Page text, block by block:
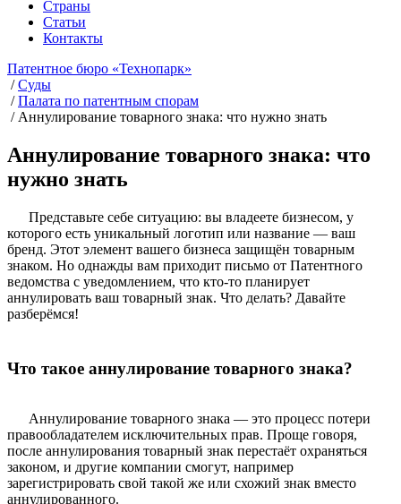
Страны
Статьи
Контакты
Патентное бюро «Технопарк»
/Суды
/Палата по патентным спорам
/ Аннулирование товарного знака: что нужно знать
Аннулирование товарного знака: что
нужно знать
Представьте себе ситуацию: вы владеете бизнесом, у
которого есть уникальный логотип или название — ваш
бренд. Этот элемент вашего бизнеса защищён товарным
знаком. Но однажды вам приходит письмо от Патентного
ведомства с уведомлением, что кто-то планирует
аннулировать ваш товарный знак. Что делать? Давайте
разберёмся!
Что такое аннулирование товарного знака?
Аннулирование товарного знака — это процесс потери
правообладателем исключительных прав. Проще говоря,
после аннулирования товарный знак перестаёт охраняться
законом, и другие компании смогут, например
зарегистрировать свой такой же или схожий знак вместо
аннулированного.